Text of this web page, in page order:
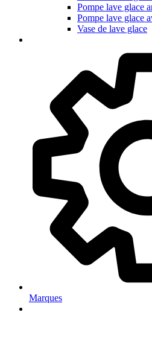
Pompe lave glace
Pompe lave glace
Vase de lave glace
Marques